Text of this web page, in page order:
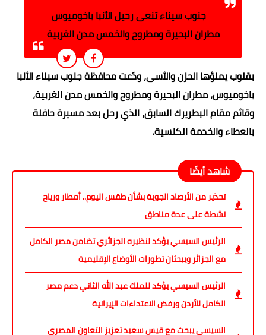
جنوب سيناء تنعى رحيل الأنبا باخوميوس
مطران البحيرة ومطروح والخمس مدن الغربية
بقلوب يملؤها الحزن والأسى، ودّعت محافظة جنوب سيناء الأنبا
باخوميوس، مطران البحيرة ومطروح والخمس مدن الغربية،
وقائم مقام البطريرك السابق، الذي رحل بعد مسيرة حافلة
بالعطاء والخدمة الكنسية.
شاهد أيضًا
تحذير من الأرصاد الجوية بشأن طقس اليوم.. أمطار ورياح
نشطة على عدة مناطق
الرئيس السيسي يؤكد لنظيره الجزائري تضامن مصر الكامل
مع الجزائر ويبحثان تطورات الأوضاع الإقليمية
الرئيس السيسي يؤكد للملك عبد الله الثاني دعم مصر
الكامل للأردن ورفض الاعتداءات الإيرانية
السيسي يبحث مع قيس سعيد تعزيز التعاون المصري